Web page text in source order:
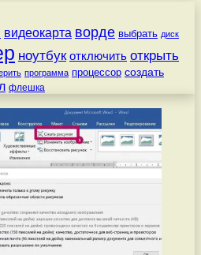
видеокарта ворде выбрать диск
ноутбук отключить открыть
программа процессор создать
флешка